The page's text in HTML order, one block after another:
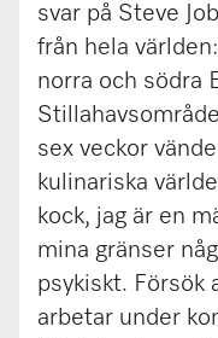
svar på Steve
från hela
norra och södra
sex veckor
kulinariska
kock, jag är en
mina gränser
psykiskt. Försök
arbetar under